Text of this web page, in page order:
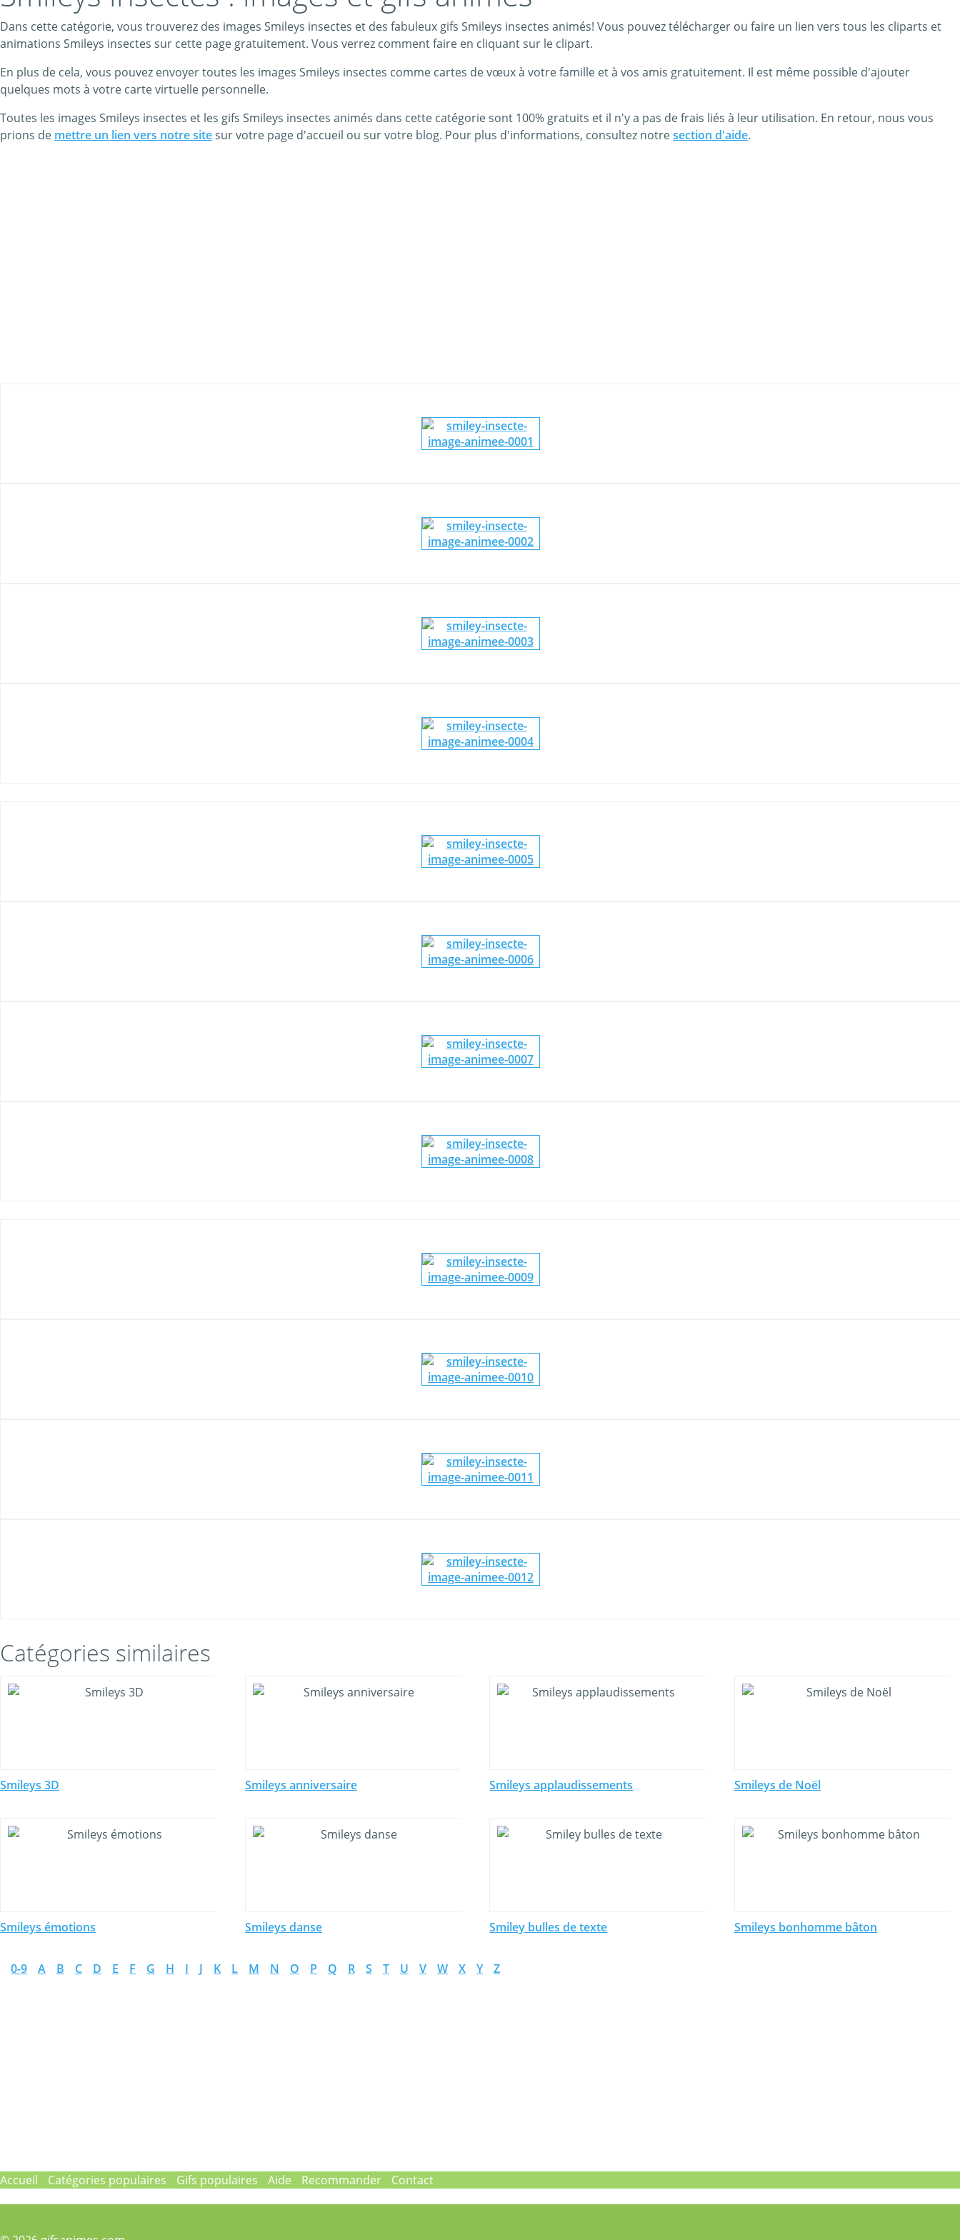
Dans cette catégorie, vous trouverez des images Smileys insectes et des fabuleux gifs Smileys insectes animés! Vous pouvez télécharger ou faire un lien vers tous les cliparts et
animations Smileys insectes sur cette page gratuitement. Vous verrez comment faire en cliquant sur le clipart.
En plus de cela, vous pouvez envoyer toutes les images Smileys insectes comme cartes de vœux à votre famille et à vos amis gratuitement. Il est même possible d'ajouter
quelques mots à votre carte virtuelle personnelle.
Toutes les images Smileys insectes et les gifs Smileys insectes animés dans cette catégorie sont 100% gratuits et il n'y a pas de frais liés à leur utilisation. En retour, nous vous
prions de mettre un lien vers notre sitesur votre page d'accueil ou sur votre blog. Pour plus d'informations, consultez notresection d'aide.
Catégories similaires
Smileys 3D Smileys anniversaire Smileys applaudissements Smileys de Noël
Smileys émotions Smileys danse Smiley bulles de texte Smileys bonhomme bâton
0-9 A B C D E F G H I J K L M N O P Q R S T U V W X Y Z
Accueil Catégories populaires Gifs populaires Aide Recommander Contact